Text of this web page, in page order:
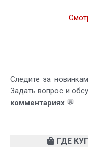
Следите за
Задать вопрос и
комментариях 💬.
ГДЕ